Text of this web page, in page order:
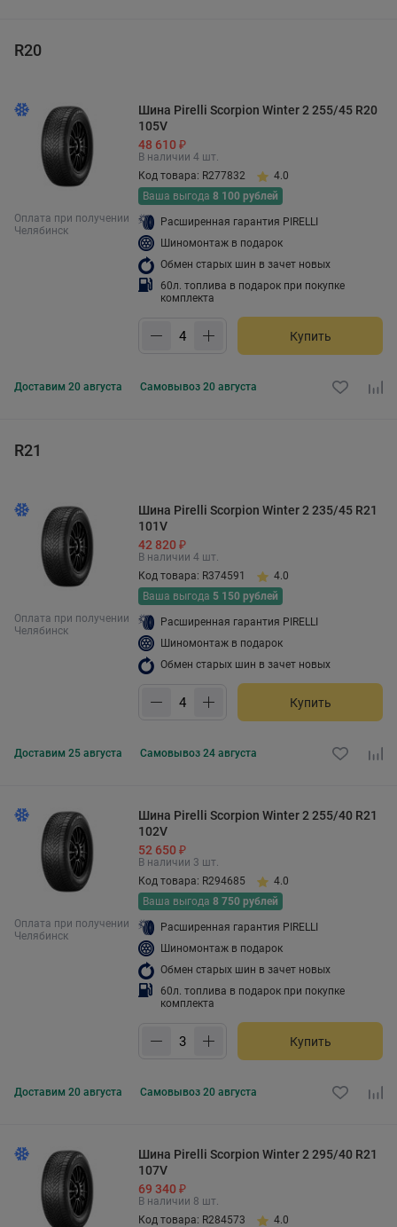
R20
Оплата при получении
Челябинск
Шина Pirelli Scorpion Winter 2 255/45 R20
105V
48 610 ₽
В наличии 4 шт.
Код товара: R277832
4.0
Ваша выгода 8 100 рублей
Расширенная гарантия PIRELLI
Шиномонтаж в подарок
Обмен старых шин в зачет новых
60л. топлива в подарок при покупке
комплекта
Купить
Доставим 20 августа Самовывоз 20 августа
R21
Оплата при получении
Челябинск
Шина Pirelli Scorpion Winter 2 235/45 R21
101V
42 820 ₽
В наличии 4 шт.
Код товара: R374591
4.0
Ваша выгода 5 150 рублей
Расширенная гарантия PIRELLI
Шиномонтаж в подарок
Обмен старых шин в зачет новых
Купить
Доставим 25 августа Самовывоз 24 августа
Оплата при получении
Челябинск
Шина Pirelli Scorpion Winter 2 255/40 R21
102V
52 650 ₽
В наличии 3 шт.
Код товара: R294685
4.0
Ваша выгода 8 750 рублей
Расширенная гарантия PIRELLI
Шиномонтаж в подарок
Обмен старых шин в зачет новых
60л. топлива в подарок при покупке
комплекта
Купить
Доставим 20 августа Самовывоз 20 августа
Шина Pirelli Scorpion Winter 2 295/40 R21
107V
69 340 ₽
В наличии 8 шт.
Код товара: R284573
4.0